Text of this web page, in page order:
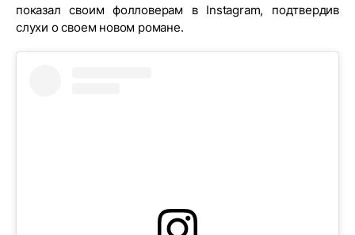
показал своим фолловерам в Instagram, подтвердив
слухи о своем новом романе.